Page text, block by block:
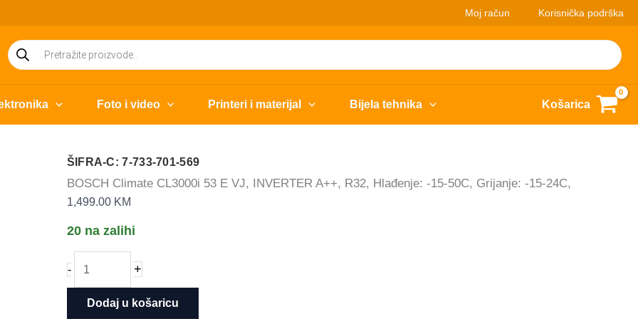
Moj račun Korisnička podrška
Products
search
Foto i video Printeri i materijal Bijela tehnika Košarica
ŠIFRA-C: 7-733-701-569
BOSCH Climate CL3000i 53 E VJ, INVERTER A++, R32, Hlađenje: -15-50C, Grijanje: -15-24C,
1,499.00 KM
20 na zalihi
-
Climate
+
Dodaj u košaricu